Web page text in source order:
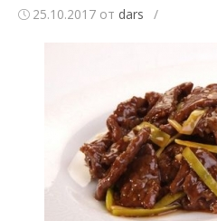
25.10.2017 от dars /